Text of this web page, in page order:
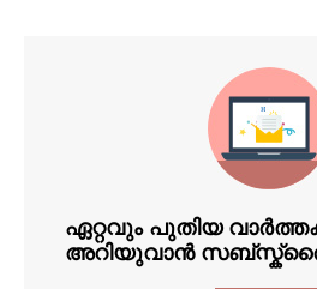
ഏറ്റവും പുതിയ
അറിയുവാൻ